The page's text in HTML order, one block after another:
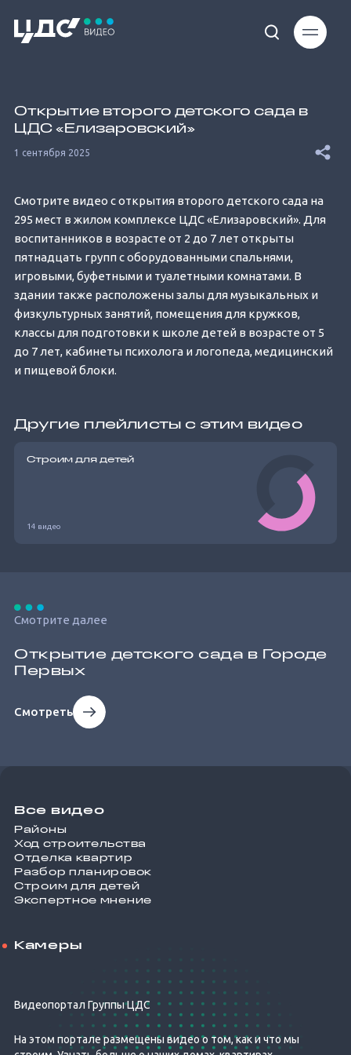
Открытие второго детского сада в
ЦДС «Елизаровский»
1 сентября 2025
Смотрите видео с открытия второго детского сада на
295 мест в жилом комплексе ЦДС «Елизаровский». Для
воспитанников в возрасте от 2 до 7 лет открыты
пятнадцать групп с оборудованными спальнями,
игровыми, буфетными и туалетными комнатами. В
здании также расположены залы для музыкальных и
физкультурных занятий, помещения для кружков,
классы для подготовки к школе детей в возрасте от 5
до 7 лет, кабинеты психолога и логопеда, медицинский
и пищевой блоки.
Другие плейлисты с этим видео
Строим для детей
14 видео
Смотрите далее
Открытие детского сада в Городе
Первых
Смотреть
Все видео
Районы
Ход строительства
Отделка квартир
Разбор планировок
Строим для детей
Экспертное мнение
Камеры
Видеопортал Группы ЦДС
На этом портале размещены видео о том, как и что мы